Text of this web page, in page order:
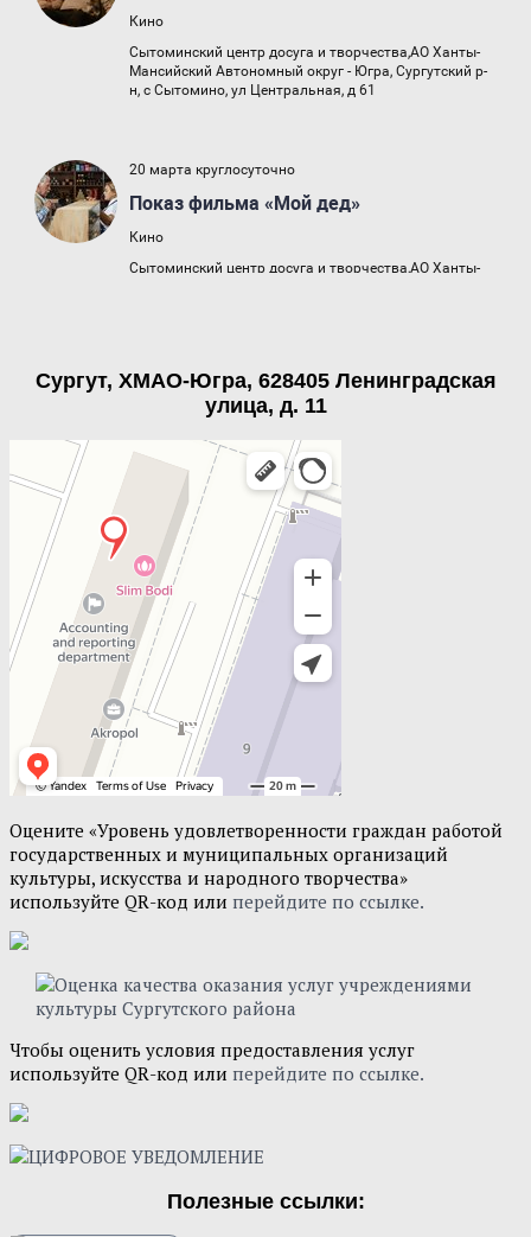
Сургут, ХМАО-Югра, 628405 Ленинградская
улица, д. 11
Оцените «Уровень удовлетворенности граждан работой
государственных и муниципальных организаций
культуры, искусства и народного творчества»
используйте QR-код или перейдите по ссылке.
Чтобы оценить условия предоставления услуг
используйте QR-код или перейдите по ссылке.
Полезные ссылки: